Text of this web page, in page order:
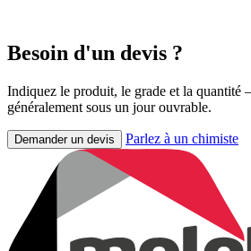
Besoin d'un devis ?
Indiquez le produit, le grade et la quantité
généralement sous un jour ouvrable.
Demander un devis Parlez à un chimiste